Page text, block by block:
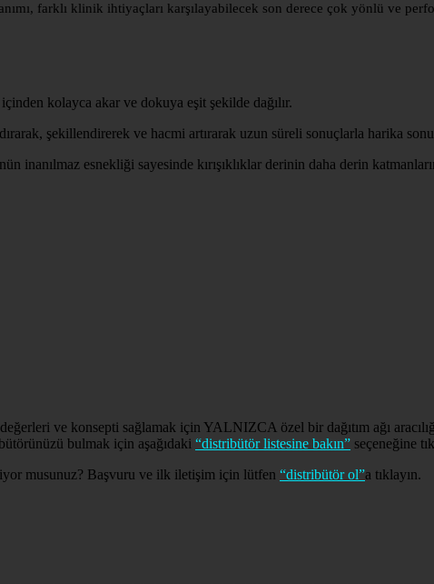
farklı klinik ihtiyaçları karşılayabilecek son derece çok yönlü ve
kolayca akar ve dokuya eşit şekilde dağılır.
şekillendirerek ve hacmi artırarak uzun süreli sonuçlarla harika
inanılmaz esnekliği sayesinde kırışıklıklar derinin daha derin
ve konsepti sağlamak için YALNIZCA özel bir dağıtım ağı
bulmak için aşağıdaki “distribütör listesine bakın” seçeneğine
musunuz? Başvuru ve ilk iletişim için lütfen “distribütör ol”a tıklayın.